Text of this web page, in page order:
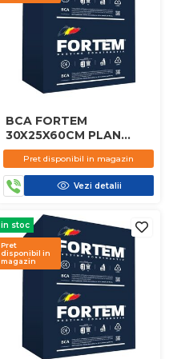
BCA FORTEM
30X25X60CM PLAN
D450
Pret disponibil in magazin
Vezi detalii
in stoc
Pret
disponibil in
magazin